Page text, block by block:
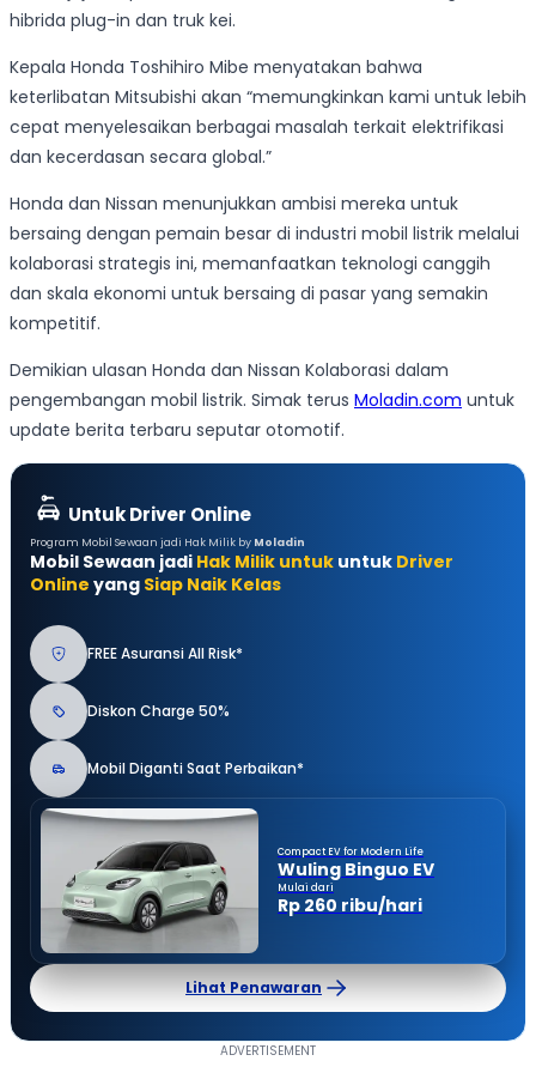
hibrida plug-in dan truk kei.
Kepala Honda Toshihiro Mibe menyatakan bahwa
keterlibatan Mitsubishi akan “memungkinkan kami untuk lebih
cepat menyelesaikan berbagai masalah terkait elektrifikasi
dan kecerdasan secara global.”
Honda dan Nissan menunjukkan ambisi mereka untuk
bersaing dengan pemain besar di industri mobil listrik melalui
kolaborasi strategis ini, memanfaatkan teknologi canggih
dan skala ekonomi untuk bersaing di pasar yang semakin
kompetitif.
Demikian ulasan Honda dan Nissan Kolaborasi dalam
pengembangan mobil listrik. Simak terus Moladin.com untuk
update berita terbaru seputar otomotif.
Untuk Driver Online
Program Mobil Sewaan jadi Hak Milik by Moladin
Mobil Sewaan jadi Hak Milik untuk untuk Driver
Online yang Siap Naik Kelas
FREE Asuransi All Risk*
Diskon Charge 50%
Mobil Diganti Saat Perbaikan*
Compact EV for Modern Life
Wuling Binguo EV
Mulai dari
Rp 260 ribu/hari
Lihat Penawaran